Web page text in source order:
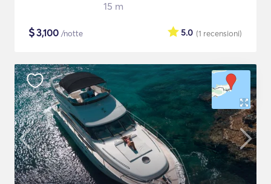
15 m
$3,100 /notte (1 recensioni)
5.0